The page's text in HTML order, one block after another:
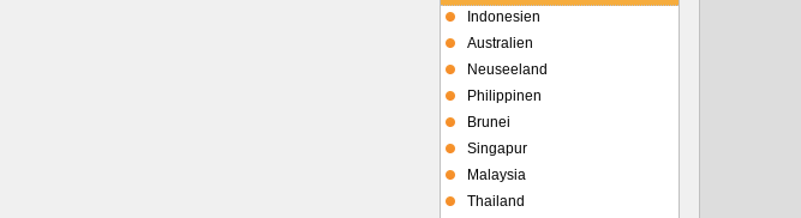
Indonesien
Australien
Neuseeland
Philippinen
Brunei
Singapur
Malaysia
Thailand